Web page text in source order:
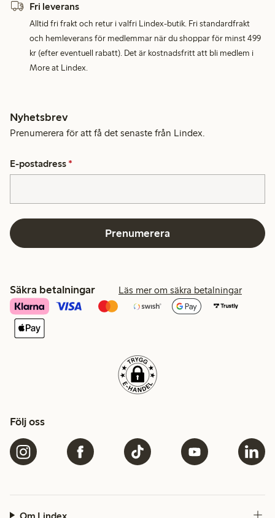
Fri leverans
Alltid fri frakt och retur i valfri Lindex-butik. Fri standardfrakt
och hemleverans för medlemmar när du shoppar för minst 499
kr (efter eventuell rabatt). Det är kostnadsfritt att bli medlem i
More at Lindex.
Nyhetsbrev
Prenumerera för att få det senaste från Lindex.
E-postadress *
Prenumerera
Säkra betalningar Läs mer om säkra betalningar
Följ oss
Om Lindex